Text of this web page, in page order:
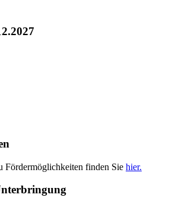
Fördermöglichkeiten finden Sie hier.